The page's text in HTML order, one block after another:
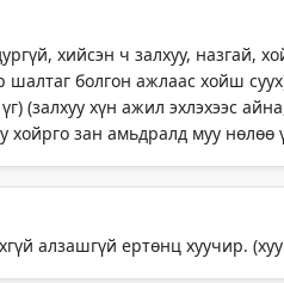
хийсэн ч залхуу, назгай,
шалтаг болгон ажлаас хойш
(залхуу хүн ажил эхлэхээс
хойрго зан амьдралд муу нөлөө
алзашгүй ертөнц хуучир.